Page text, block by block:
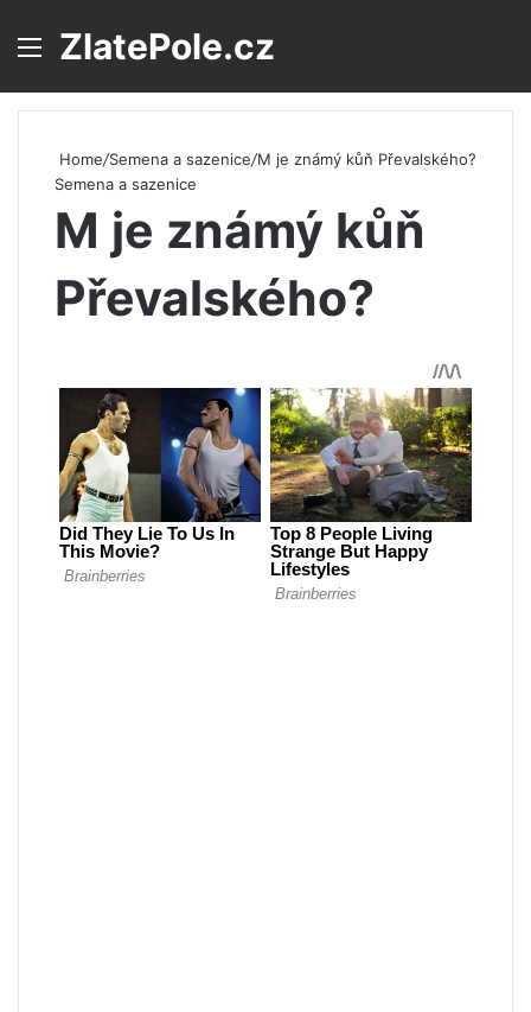
Menu
ZlatePole.cz
Home/Semena a sazenice/M je známý kůň Převalského?
Semena a sazenice
M je známý kůň
Převalského?